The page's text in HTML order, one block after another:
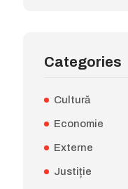
Categories
Cultură
Economie
Externe
Justiție